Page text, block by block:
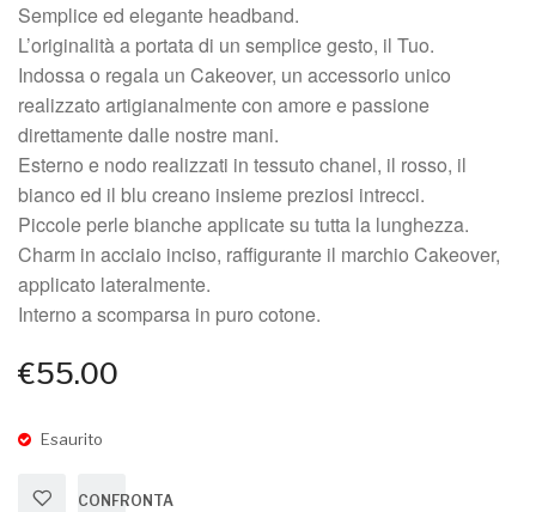
Semplice ed elegante headband.
L’originalità a portata di un semplice gesto, il Tuo.
Indossa o regala un Cakeover, un accessorio unico
realizzato artigianalmente con amore e passione
direttamente dalle nostre mani.
Esterno e nodo realizzati in tessuto chanel, il rosso, il
bianco ed il blu creano insieme preziosi intrecci.
Piccole perle bianche applicate su tutta la lunghezza.
Charm in acciaio inciso, raffigurante il marchio Cakeover,
applicato lateralmente.
Interno a scomparsa in puro cotone.
€55.00
Esaurito
CONFRONTA